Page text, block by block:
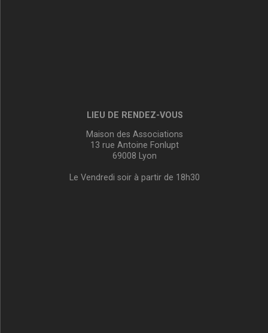
LIEU DE RENDEZ-VOUS
Maison des Associations
13 rue Antoine Fonlupt
69008 Lyon
Le Vendredi soir à partir de 18h30